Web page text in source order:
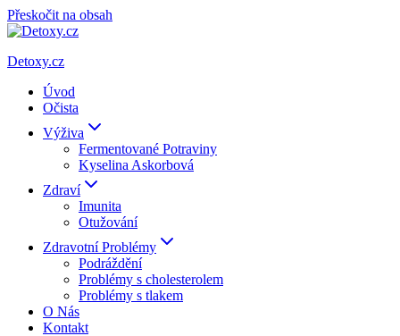
Přeskočit na obsah
Detoxy.cz
Úvod
Očista
Výživa
Fermentované Potraviny
Kyselina Askorbová
Zdraví
Imunita
Otužování
Zdravotní Problémy
Podráždění
Problémy s cholesterolem
Problémy s tlakem
O Nás
Kontakt